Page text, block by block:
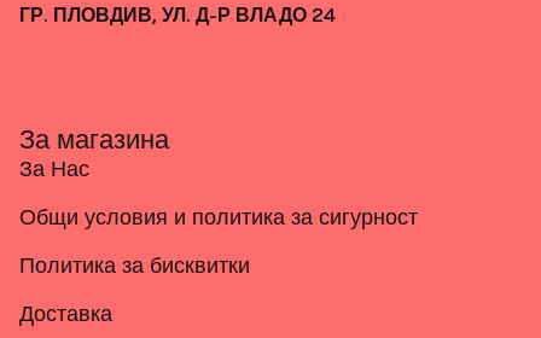
ГР. ПЛОВДИВ, УЛ. Д-Р ВЛАДО 24
За магазина
За Нас
Общи условия и политика за сигурност
Политика за бисквитки
Доставка